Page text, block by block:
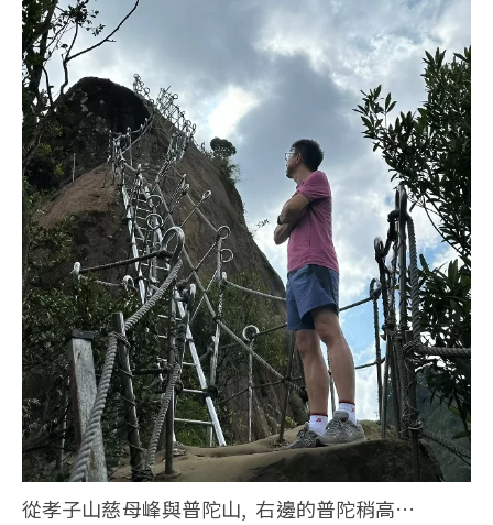
從孝子山慈母峰與普陀山, 右邊的普陀稍高…